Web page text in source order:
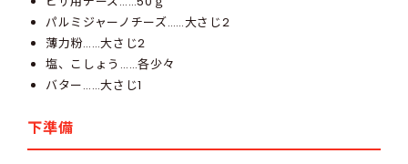
パルミジャーノチーズ……大さじ2
薄力粉……大さじ2
塩、こしょう……各少々
バター……大さじ1
下準備